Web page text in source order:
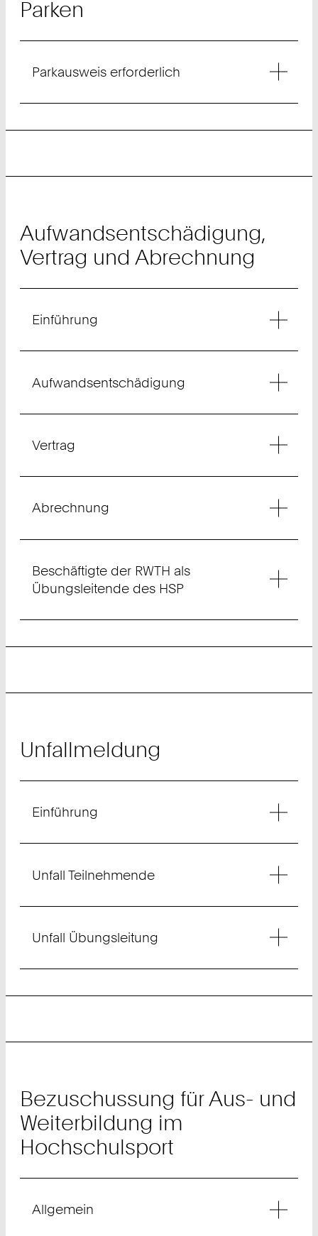
Parken
Parkausweis erforderlich
Aufwandsentschädigung,
Vertrag und Abrechnung
Einführung
Aufwandsentschädigung
Vertrag
Abrechnung
Beschäftigte der RWTH als
Übungsleitende des HSP
Unfallmeldung
Einführung
Unfall Teilnehmende
Unfall Übungsleitung
Bezuschussung für Aus- und
Weiterbildung im
Hochschulsport
Allgemein